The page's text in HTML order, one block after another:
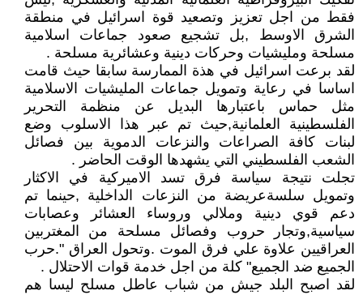
فقط من اجل تعزيز وتصعيد قوة اسرائيل في منطقة
الشرق الاوسط ,بل تشجيع صعود جماعات اسلامية
مسلحة ومليشيات وحركات دينية وعشائرية مسلحة .
لقد برعت اسرائيل في هذة الممارسة سابقا حيث قامت
اساسا في رعاية وتمويل جماعات المليشيات الاسلامية
مثل حماس باعتبارها البديل عن منظمة التحرير
الفلسطينية العلمانية,حيث تم عبر هذا الاسلوب وضع
لبنات كافة الصراعات والنزعات الدموية بين فصائل
الشعب الفلسطيني التي يشهدها الوقت الحاضر .
تجلت نتيجة سياسة فرق تسد الاميركية في الاكثار
وتمويل سلسةعريضة من النزعات الداخلية ,حينما تم
دعم قوي دينية وملالي وروساء العشائر وعصابات
سياسية,وتجار حروب وفصائل مسلحة من المغتربين
العراقيين علاوة علي فرق الموت .وتحول العراق ".حرب
الجميع ضد الجميع" كلة من اجل خدمة قوات الاحتلال .
لقد اصبح البلد جيش من شباب عاطل مسلح ليسا هم